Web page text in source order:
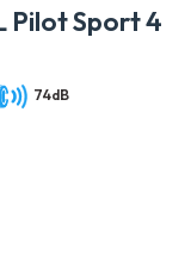
Pilot Sport 4